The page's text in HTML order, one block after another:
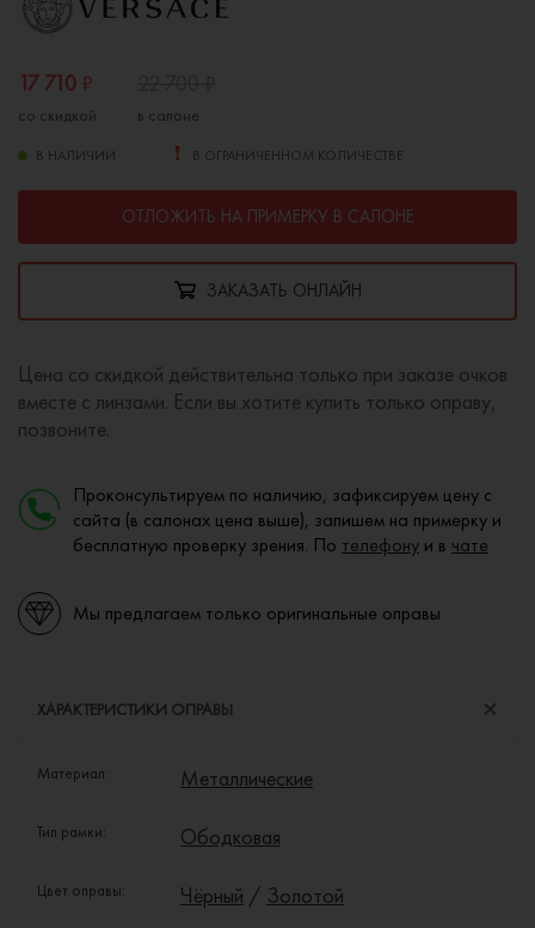
17 710 ₽
со скидкой в салоне
В НАЛИЧИИ В ОГРАНИЧЕННОМ КОЛИЧЕСТВЕ
ОТЛОЖИТЬ НА ПРИМЕРКУ В САЛОНЕ
ЗАКАЗАТЬ ОНЛАЙН
Цена со скидкой действительна только при заказе очков
вместе с линзами. Если вы хотите купить только оправу,
позвоните.
Проконсультируем по наличию, зафиксируем цену с
сайта (в салонах цена выше), запишем на примерку и
бесплатную проверку зрения. По телефону и в чате
Мы предлагаем только оригинальные оправы
ХАРАКТЕРИСТИКИ ОПРАВЫ
Материал: Металлические
Тип рамки: Ободковая
Цвет оправы: Чёрный / Золотой